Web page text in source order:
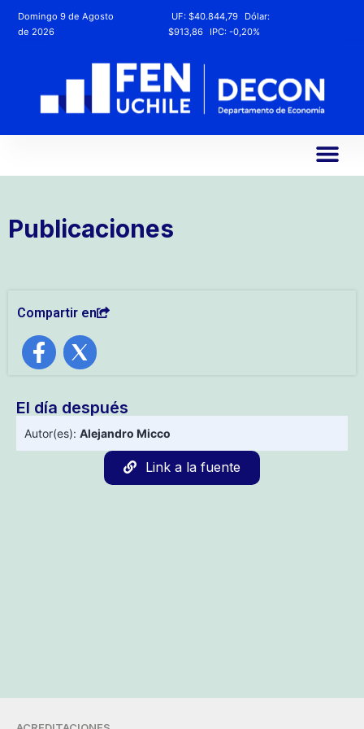
Domingo 9 de Agosto
de 2026
UF:$40.844,79
Dólar:
$913,86
IPC:-0,20%
Publicaciones
Compartir en
El día después
Autor(es): Alejandro Micco
Link a la fuente